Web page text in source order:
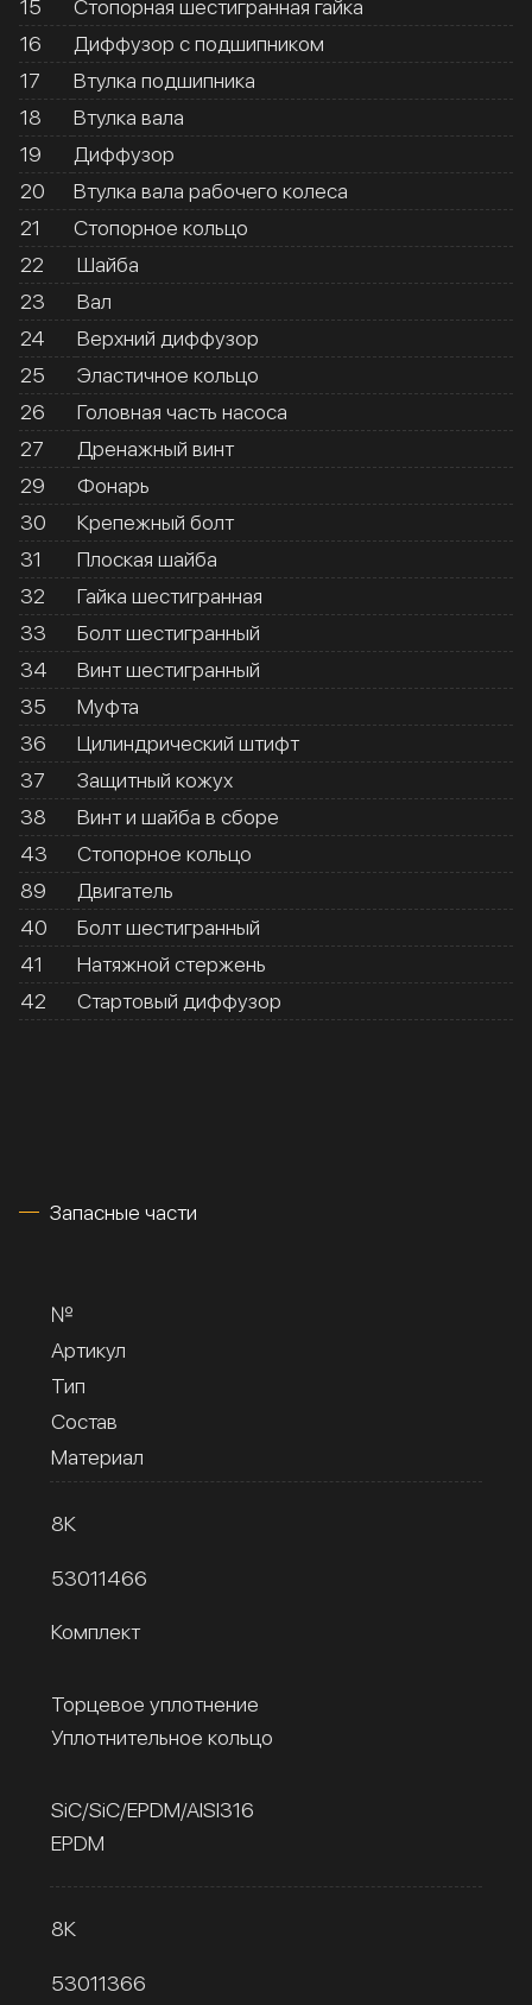
15
Стопорная шестигранная гайка
16
Диффузор с подшипником
17
Втулка подшипника
18
Втулка вала
19
Диффузор
20
Втулка вала рабочего колеса
21
Стопорное кольцо
22
Шайба
23
Вал
24
Верхний диффузор
25
Эластичное кольцо
26
Головная часть насоса
27
Дренажный винт
29
Фонарь
30
Крепежный болт
31
Плоская шайба
32
Гайка шестигранная
33
Болт шестигранный
34
Винт шестигранный
35
Муфта
36
Цилиндрический штифт
37
Защитный кожух
38
Винт и шайба в сборе
43
Стопорное кольцо
89
Двигатель
40
Болт шестигранный
41
Натяжной стержень
42
Стартовый диффузор
Запасные части
№
Артикул
Тип
Состав
Материал
8К
53011466
Комплект
Торцевое уплотнение
Уплотнительное кольцо
SiC/SiC/EPDM/AISI316
EPDM
8К
53011366